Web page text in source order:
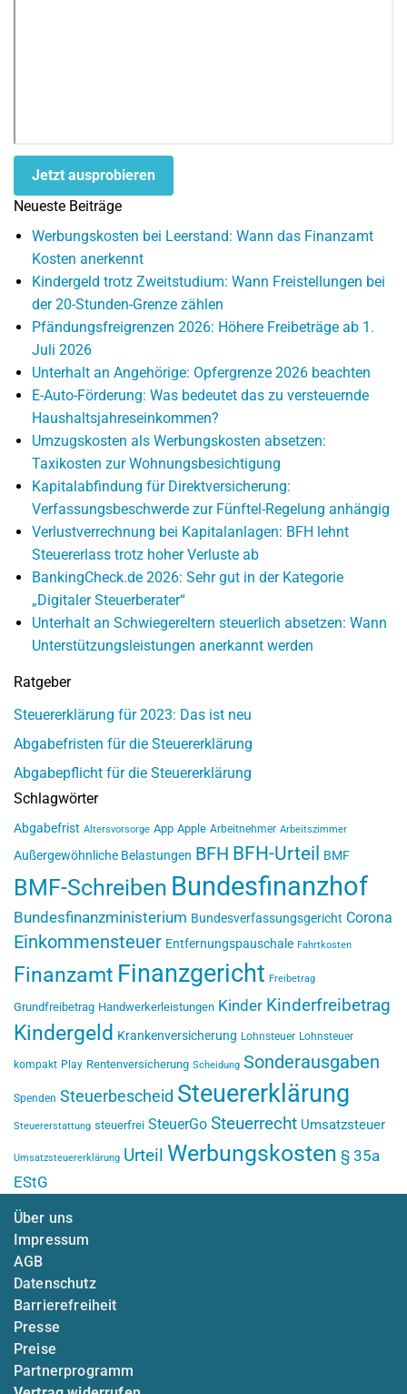
Jetzt ausprobieren
Neueste Beiträge
Werbungskosten bei Leerstand: Wann das Finanzamt
Kosten anerkennt
Kindergeld trotz Zweitstudium: Wann Freistellungen bei
der 20-Stunden-Grenze zählen
Pfändungsfreigrenzen 2026: Höhere Freibeträge ab 1.
Juli 2026
Unterhalt an Angehörige: Opfergrenze 2026 beachten
E-Auto-Förderung: Was bedeutet das zu versteuernde
Haushaltsjahreseinkommen?
Umzugskosten als Werbungskosten absetzen:
Taxikosten zur Wohnungsbesichtigung
Kapitalabfindung für Direktversicherung:
Verfassungsbeschwerde zur Fünftel-Regelung anhängig
Verlustverrechnung bei Kapitalanlagen: BFH lehnt
Steuererlass trotz hoher Verluste ab
BankingCheck.de 2026: Sehr gut in der Kategorie
„Digitaler Steuerberater“
Unterhalt an Schwiegereltern steuerlich absetzen: Wann
Unterstützungsleistungen anerkannt werden
Ratgeber
Steuererklärung für 2023: Das ist neu
Abgabefristen für die Steuererklärung
Abgabepflicht für die Steuererklärung
Schlagwörter
Abgabefrist Altersvorsorge App Apple Arbeitnehmer Arbeitszimmer
Außergewöhnliche Belastungen BFH BFH-Urteil BMF
BMF-Schreiben Bundesfinanzhof
Bundesfinanzministerium Bundesverfassungsgericht Corona
Einkommensteuer Entfernungspauschale Fahrtkosten
Finanzamt Finanzgericht Freibetrag
Grundfreibetrag Handwerkerleistungen Kinder Kinderfreibetrag
Kindergeld Krankenversicherung Lohnsteuer Lohnsteuer
kompakt Play Rentenversicherung Scheidung Sonderausgaben
Spenden Steuerbescheid Steuererklärung
Steuererstattung steuerfrei SteuerGo Steuerrecht Umsatzsteuer
Umsatzsteuererklärung Urteil Werbungskosten § 35a
EStG
Über uns
Impressum
AGB
Datenschutz
Barrierefreiheit
Presse
Preise
Partnerprogramm